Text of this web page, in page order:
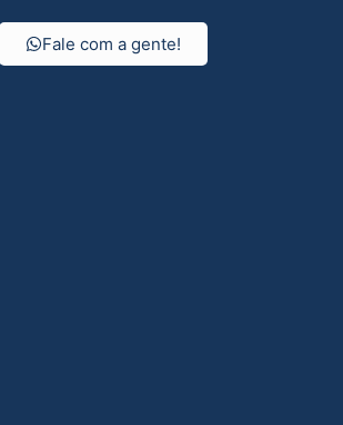
Fale com a gente!